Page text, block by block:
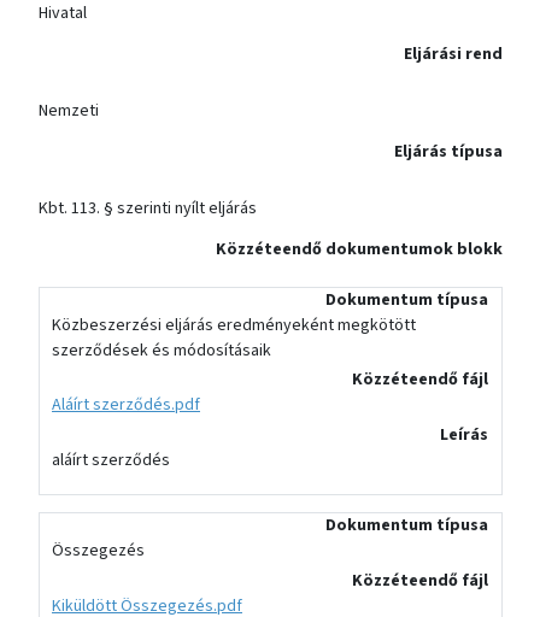
Hivatal
Eljárási rend
Nemzeti
Eljárás típusa
Kbt. 113. § szerinti nyílt eljárás
Közzéteendő dokumentumok blokk
Dokumentum típusa
Közbeszerzési eljárás eredményeként megkötött
szerződések és módosításaik
Közzéteendő fájl
Aláírt szerződés.pdf
Leírás
aláírt szerződés
Dokumentum típusa
Összegezés
Közzéteendő fájl
Kiküldött Összegezés.pdf